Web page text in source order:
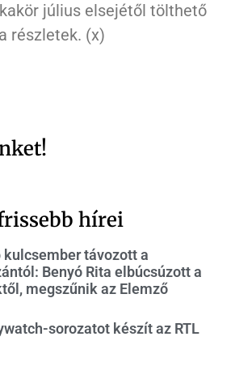
július elsejétől tölthető
részletek. (x)
hírei
kulcsember távozott a
Benyó Rita elbúcsúzott a
megszűnik az Elemző
sorozatot készít az RTL